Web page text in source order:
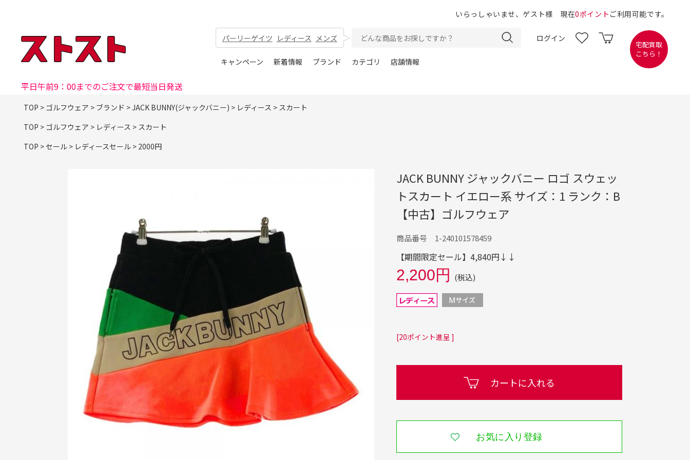
いらっしゃいませ、ゲスト様 現在0ポイント ご利用可能です。
パーリーゲイツ レディース メンズ ログイン
キャンペーン 新着情報 ブランド カテゴリ 店舗情報
宅配買取
こちら！
平日午前9：00までのご注文で最短当日発送
TOP > ゴルフウェア > ブランド >JACK BUNNY(ジャックバニー) > レディース > スカート
TOP > ゴルフウェア > レディース > スカート
TOP >セール > レディースセール > 2000円
JACK BUNNY ジャックバニー ロゴ スウェッ
トスカート イエロー系 サイズ：1 ランク：B
【中古】ゴルフウェア
商品番号 1-240101578459
【期間限定セール】4,840円↓↓
2,200円 (税込)
[20ポイント進呈 ]
カートに入れる
お気に入り登録